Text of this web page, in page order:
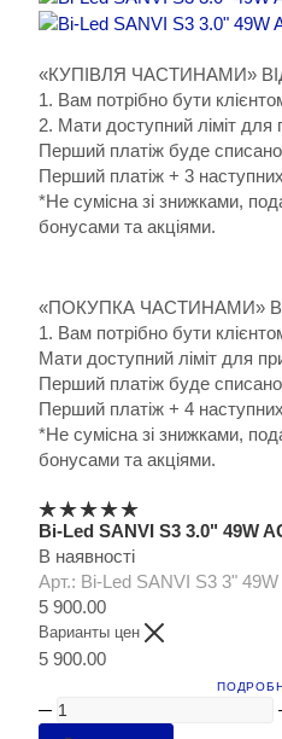
«КУПІВЛЯ ЧАСТИНАМИ»
1. Вам потрібно бути
2. Мати доступний ліміт
Перший платіж буде списано
Перший платіж + 3
*Не сумісна зі знижками,
бонусами та акціями.
«ПОКУПКА ЧАСТИНАМИ»
1. Вам потрібно бути
Мати доступний ліміт для
Перший платіж буде списано
Перший платіж + 4
*Не сумісна зі знижками,
бонусами та акціями.
Bi-Led SANVI S3 3.0" 49W
В наявності
Арт.: Bi-Led SANVI S3 3"
5 900.00
Варианты цен
5 900.00